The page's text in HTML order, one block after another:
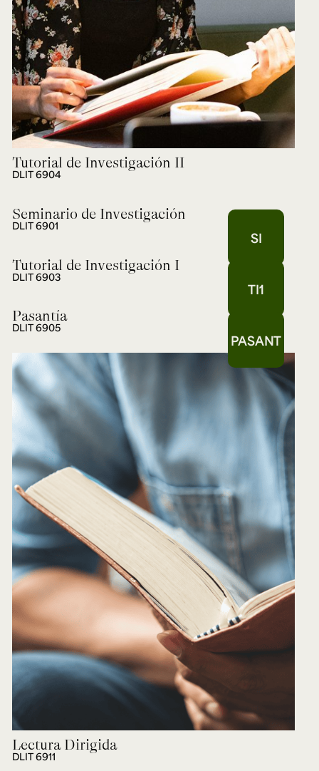
Tutorial de Investigación II
DLIT 6904
SI
Seminario de Investigación
DLIT 6901
TI1
Tutorial de Investigación I
DLIT 6903
PASANT
Pasantía
DLIT 6905
Lectura Dirigida
DLIT 6911